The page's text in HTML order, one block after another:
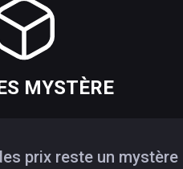
MYSTÈRE
prix reste un mystère